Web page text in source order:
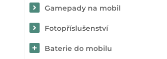
Gamepady na mobil
Fotopříslušenství
Baterie do mobilu